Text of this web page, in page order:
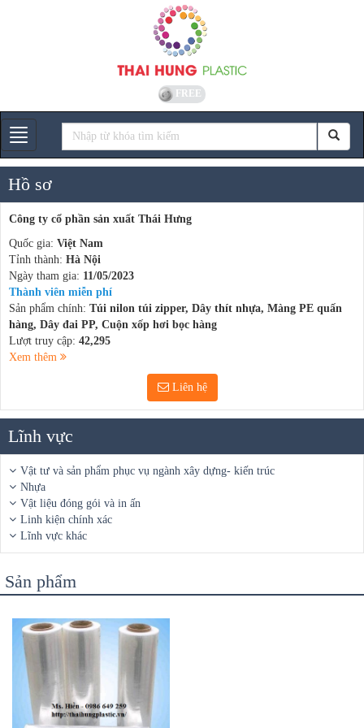
FREE
Gian hàng
Hồ sơ
Công ty cổ phần sản xuất Thái Hưng
Quốc gia: Việt Nam
Tỉnh thành: Hà Nội
Ngày tham gia: 11/05/2023
Thành viên miễn phí
Sản phẩm chính: Túi nilon túi zipper, Dây thít nhựa, Màng PE quấn
hàng, Dây đai PP, Cuộn xốp hơi bọc hàng
Lượt truy cập: 42,295
Xem thêm
Liên hệ
Lĩnh vực
Vật tư và sản phẩm phục vụ ngành xây dựng- kiến trúc
Nhựa
Vật liệu đóng gói và in ấn
Linh kiện chính xác
Lĩnh vực khác
Sản phẩm